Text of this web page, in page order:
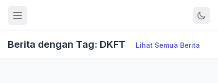
Berita dengan Tag: DKFT Lihat Semua Berita